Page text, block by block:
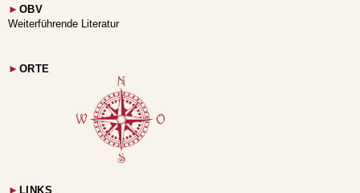
► OBV
Weiterführende Literatur
► ORTE
► LINKS